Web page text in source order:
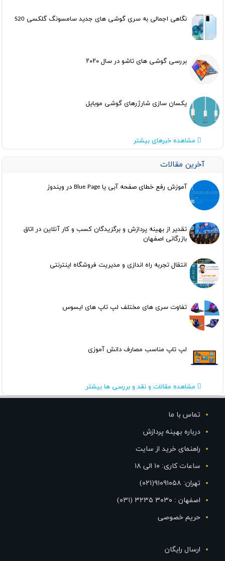
نگاهی اجمالی به سری گوشی های جدید سامسونگ گلکسی S20
بررسی گوشی های تاشو در سال ۲۰۲۰
یکسان سازی شارژرهای گوشی موبایل
مشاهده خبرهای بیشتر
آخرین مقالات
آموزش رفع خطای صفحه آبی یا Blue Page در ویندوز
تقدیر از بهینه پردازش و برگزیدگان کسب و کار آنلاین در اتاق
بازرگانی اصفهان
انتقال تجربه راه اندازی و مدیریت فروشگاه اینترنتی
تفاوت سری های مختلف لپ تاپ های ایسوس
لپ تاپ مناسب مصارف دانش آموزی
مشاهده مقالات و نقد و بررسی ها بیشتر
تماس با ما
درباره بهینه پردازش
راهنمای خرید از سایت
ساعات کاری: ۱۰ الی ۱۸
تهران: ۹۱۰۹۱۰۵۸(۰۲۱)
اصفهان : ۳۰۳۰ ۳۲۳۵ (۰۳۱)
حریم خصوصی
ارسال رایگان